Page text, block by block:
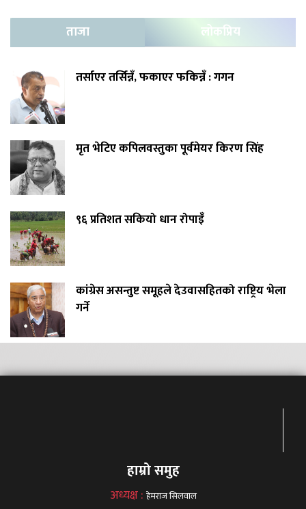
ताजा लोकप्रिय
तर्साएर तर्सिन्नँ, फकाएर फकिन्नँ : गगन
मृत भेटिए कपिलवस्तुका पूर्वमेयर किरण सिंह
९६ प्रतिशत सकियो धान रोपाइँ
कांग्रेस असन्तुष्ट समूहले देउवासहितको राष्ट्रिय भेला
गर्ने
हाम्रो समुह
अध्यक्ष : हेमराज सिलवाल